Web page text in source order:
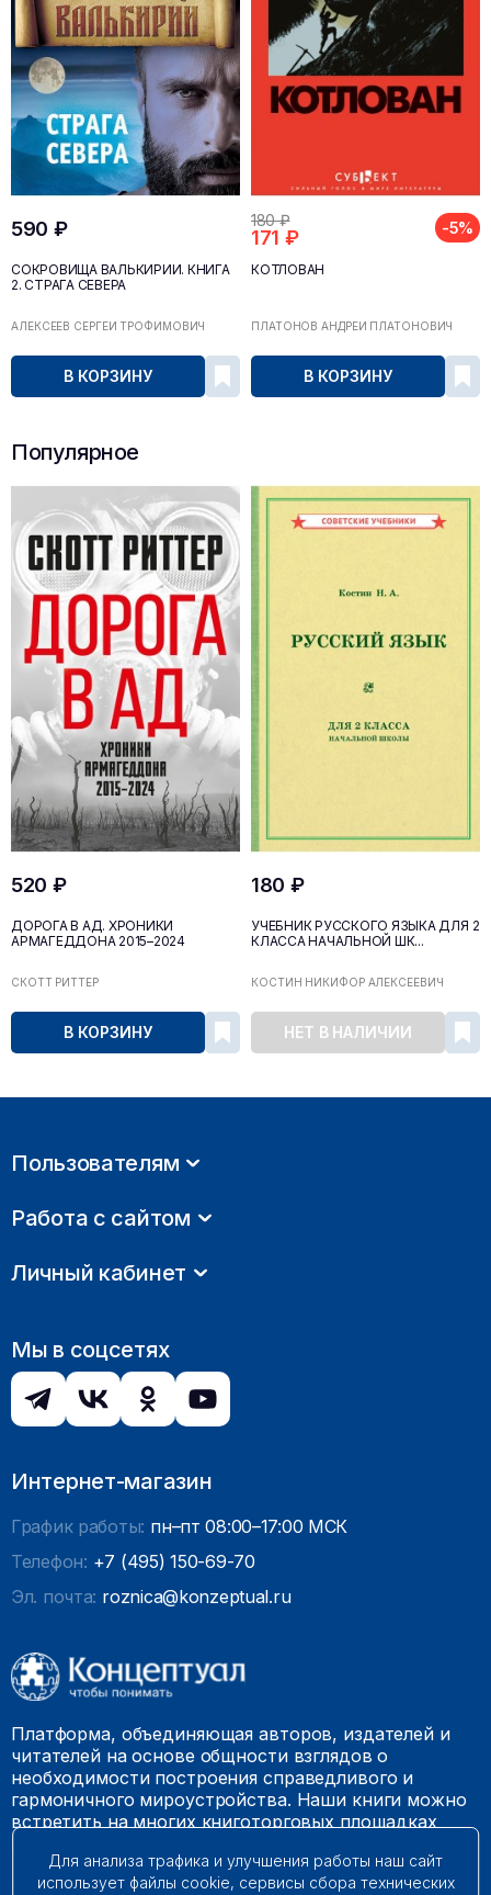
590 ₽
СОКРОВИЩА ВАЛЬКИРИИ. КНИГА
2. СТРАГА СЕВЕРА
АЛЕКСЕЕВ СЕРГЕЙ ТРОФИМОВИЧ
В КОРЗИНУ
180 ₽
171 ₽ -5%
КОТЛОВАН
ПЛАТОНОВ АНДРЕЙ ПЛАТОНОВИЧ
В КОРЗИНУ
Популярное
520 ₽
ДОРОГА В АД. ХРОНИКИ
АРМАГЕДДОНА 2015–2024
СКОТТ РИТТЕР
В КОРЗИНУ
180 ₽
УЧЕБНИК РУССКОГО ЯЗЫКА ДЛЯ 2
КЛАССА НАЧАЛЬНОЙ ШК...
КОСТИН НИКИФОР АЛЕКСЕЕВИЧ
НЕТ В НАЛИЧИИ
Пользователям
Работа с сайтом
Личный кабинет
Мы в соцсетях
Интернет-магазин
График работы: пн–пт 08:00–17:00 МСК
Телефон: +7 (495) 150-69-70
Эл. почта: roznica@konzeptual.ru
Платформа, объединяющая авторов, издателей и
читателей на основе общности взглядов о
необходимости построения справедливого и
гармоничного мироустройства. Наши книги можно
встретить на многих книготорговых площадках
© 2009 – 2026. Все права защищены.
Для анализа трафика и улучшения работы наш сайт
использует файлы cookie, сервисы сбора технических